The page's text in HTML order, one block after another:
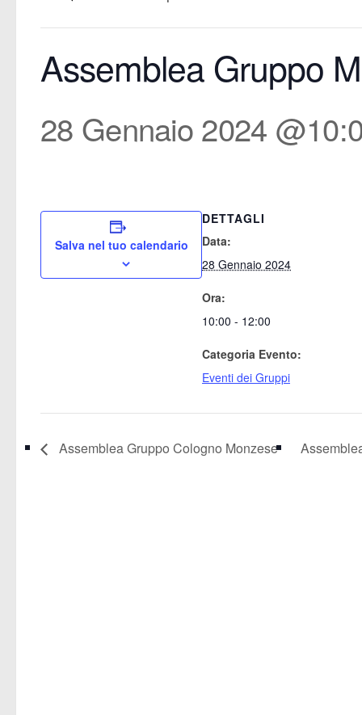
Assemblea Gruppo
28 Gennaio 2024
Salva nel tuo calendario
DETTAGLI
Data:
28 Gennaio 2024
Ora:
10:00 - 12:00
Categoria Evento:
Eventi dei Gruppi
Assemblea Gruppo Cologno Monzese